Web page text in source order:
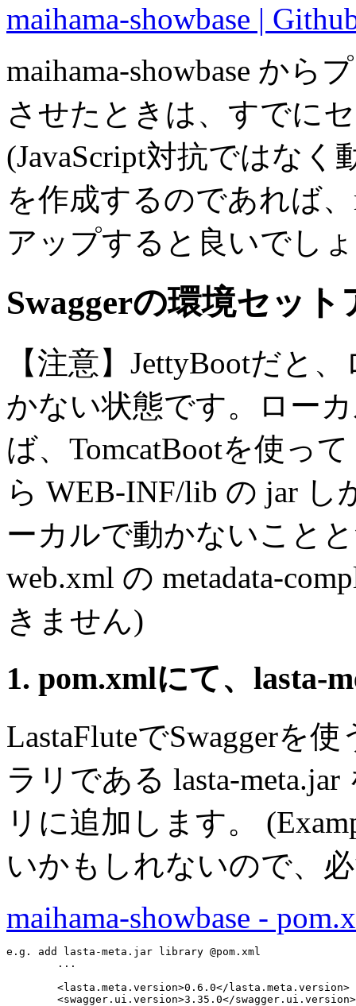
maihama-showbase |
maihama-showbase か
させたときは、すでに
(JavaScript対抗ではなく
を作成するのであれば、
アップすると良いでし
Swaggerの環境セット
【注意】JettyBootだと
かない状態です。ロー
ば、TomcatBootを使っ
ら WEB-INF/lib の jar し
ーカルで動かないこと
web.xml の metadata-
きません)
1. pom.xmlにて、lasta-
LastaFluteでSwaggerを
ラリである lasta-
リに追加します。
いかもしれないので、
maihama-showbase -
e.g. add lasta-meta.jar library @pom.xml
...
        <lasta.meta.version>
0.6.0</lasta.meta.version>
        <swagger.ui.version>
3.35.0</swagger.ui.version>